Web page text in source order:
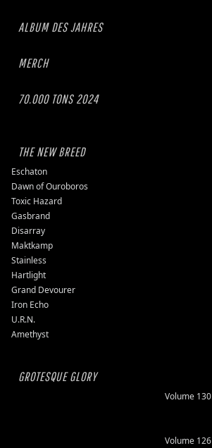
ALBUM DES JAHRES
MERCH
70.000 TONS 2024
THE NEW BREED
Eschaton
Dawn of Ouroboros
Toxic Hazard
Gasbrand
Disarray
Maktkamp
Stainless
Hartlight
Grand Devourer
Iron Echo
U.R.N.
Amethyst
GROTESQUE GLORY
Volume 130
Volume 126